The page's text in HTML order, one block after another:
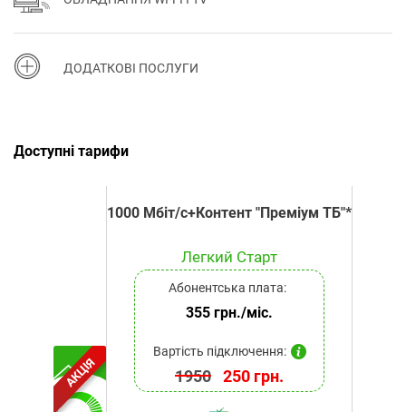
ДОДАТКОВІ ПОСЛУГИ
Доступні тарифи
АКЦІЯ
1000 Мбіт/с+Контент "Преміум ТБ"*
Легкий Старт
Абонентська плата:
355 грн./міс.
Вартість підключення:
1950 250 грн.